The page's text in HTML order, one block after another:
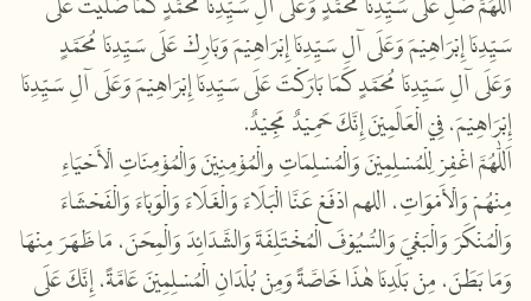
اَللّٰهُمَّ صَلِّ عَلَى سَيِّدِنَا مُحَمَّدٍ وَعَلَى آلِ سَيِّدِنَا مُحَمَّدٍ كَمَا صَلَّيْتَ عَلَى
سَيِّدِنَا إِبْرَاهِيْمَ وَعَلَى آلِ سَيِّدِنَا إِبْرَاهِيْمَ وَبَارِكْ عَلَى سَيِّدِنَا مُحَمَّدٍ
وَعَلَى آلِ سَيِّدِنَا مُحَمَّدٍ كَمَا بَارَكْتَ عَلَى سَيِّدِنَا إِبْرَاهِيْمَ وَعَلَى آلِ سَيِّدِنَا
إِبْرَاهِيْمَ، فِيْ الْعَالَمِيْنَ إِنَّكَ حَمِيْدٌ مَجِيْدٌ.
اَللّٰهُمَّ اغْفِرْ لِلْمُسْلِمِيْنَ وَالْمُسْلِمَاتِ والْمُؤْمِنِيْنَ وَالْمُؤْمِنَاتِ الْأَحْيَاءِ
مِنْهُمْ وَالْأَمْوَاتِ، اللهم ادْفَعْ عَنَّا الْبَلَاءَ وَالْغَلَاءَ وَالْوَبَاءَ وَالْفَحْشَاءَ
وَالْمُنْكَرَ وَالْبَغْيَ وَالسُّيُوْفَ الْمُخْتَلِفَةَ وَالشَّدَائِدَ وَالْمِحَنَ، مَا ظَهَرَ مِنْهَا
وَمَا بَطَنَ، مِنْ بَلَدِنَا هٰذَا خَاصَّةً وَمِنْ بُلْدَانِ الْمُسْلِمِيْنَ عَامَّةً، إِنَّكَ عَلَى